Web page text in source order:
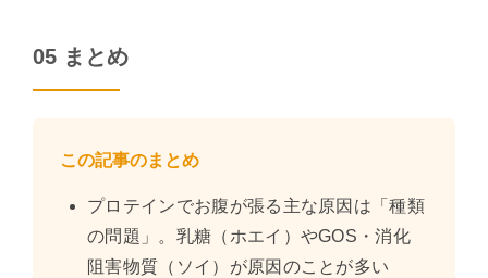
05 まとめ
この記事のまとめ
プロテインでお腹が張る主な原因は「種類
の問題」。乳糖（ホエイ）やGOS・消化
阻害物質（ソイ）が原因のことが多い